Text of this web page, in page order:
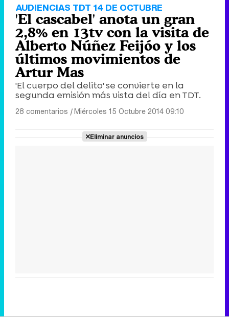
AUDIENCIAS TDT 14 DE OCTUBRE
'El cascabel' anota un gran
2,8% en 13tv con la visita de
Alberto Núñez Feijóo y los
últimos movimientos de
Artur Mas
'El cuerpo del delito' se convierte en la
segunda emisión más vista del día en TDT.
28 comentarios |Miércoles 15 Octubre 2014 09:10
Eliminar anuncios